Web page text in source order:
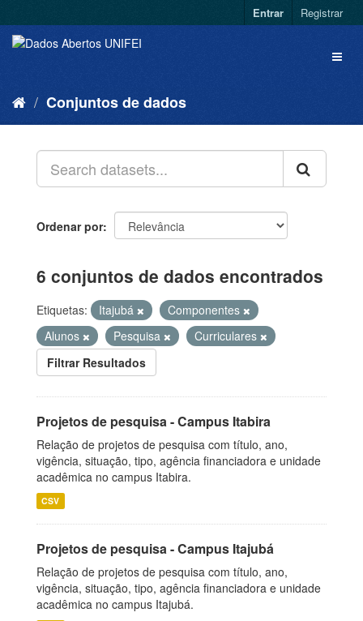
Entrar Registrar
Conjuntos de dados
Ordenar por
6 conjuntos de dados encontrados
Etiquetas: Itajubá
Componentes
Alunos
Pesquisa
Curriculares
Filtrar Resultados
Projetos de pesquisa - Campus Itabira
Relação de projetos de pesquisa com título, ano,
vigência, situação, tipo, agência financiadora e unidade
acadêmica no campus Itabira.
CSV
Projetos de pesquisa - Campus Itajubá
Relação de projetos de pesquisa com título, ano,
vigência, situação, tipo, agência financiadora e unidade
acadêmica no campus Itajubá.